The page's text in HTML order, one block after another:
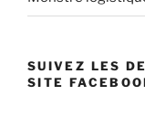
SUIVEZ LES
SITE